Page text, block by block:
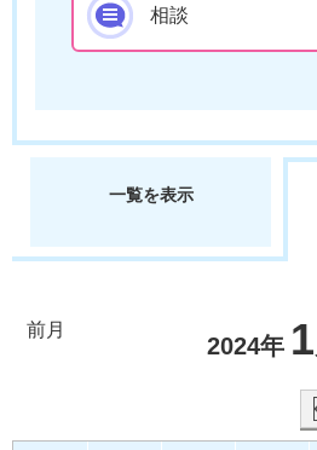
相談
一覧を表示
前月
2024年 1